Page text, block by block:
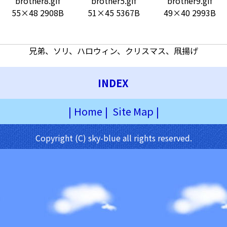
55×48 2908B
51×45 5367B
49×40 2993B
兄弟、ソリ、ハロウィン、クリスマス、凧揚げ
INDEX
| Home | Site Map |
Copyright (C) sky-blue all rights reserved.